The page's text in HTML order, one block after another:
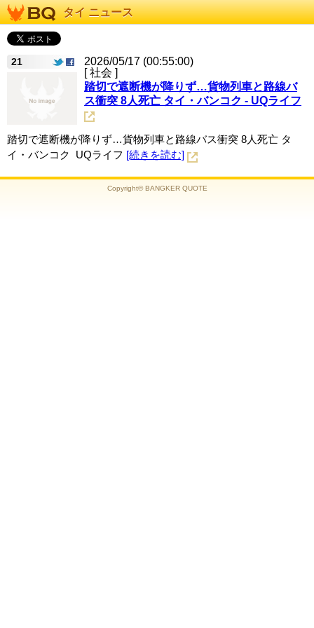
タイ ニュース
21
2026/05/17 (00:55:00)
[ 社会 ]
踏切で遮断機が降りず…貨物列車と路線バ
ス衝突 8人死亡 タイ・バンコク - UQライフ
踏切で遮断機が降りず…貨物列車と路線バス衝突 8人死亡 タ
イ・バンコク UQライフ [続きを読む]
Copyright© BANGKER QUOTE